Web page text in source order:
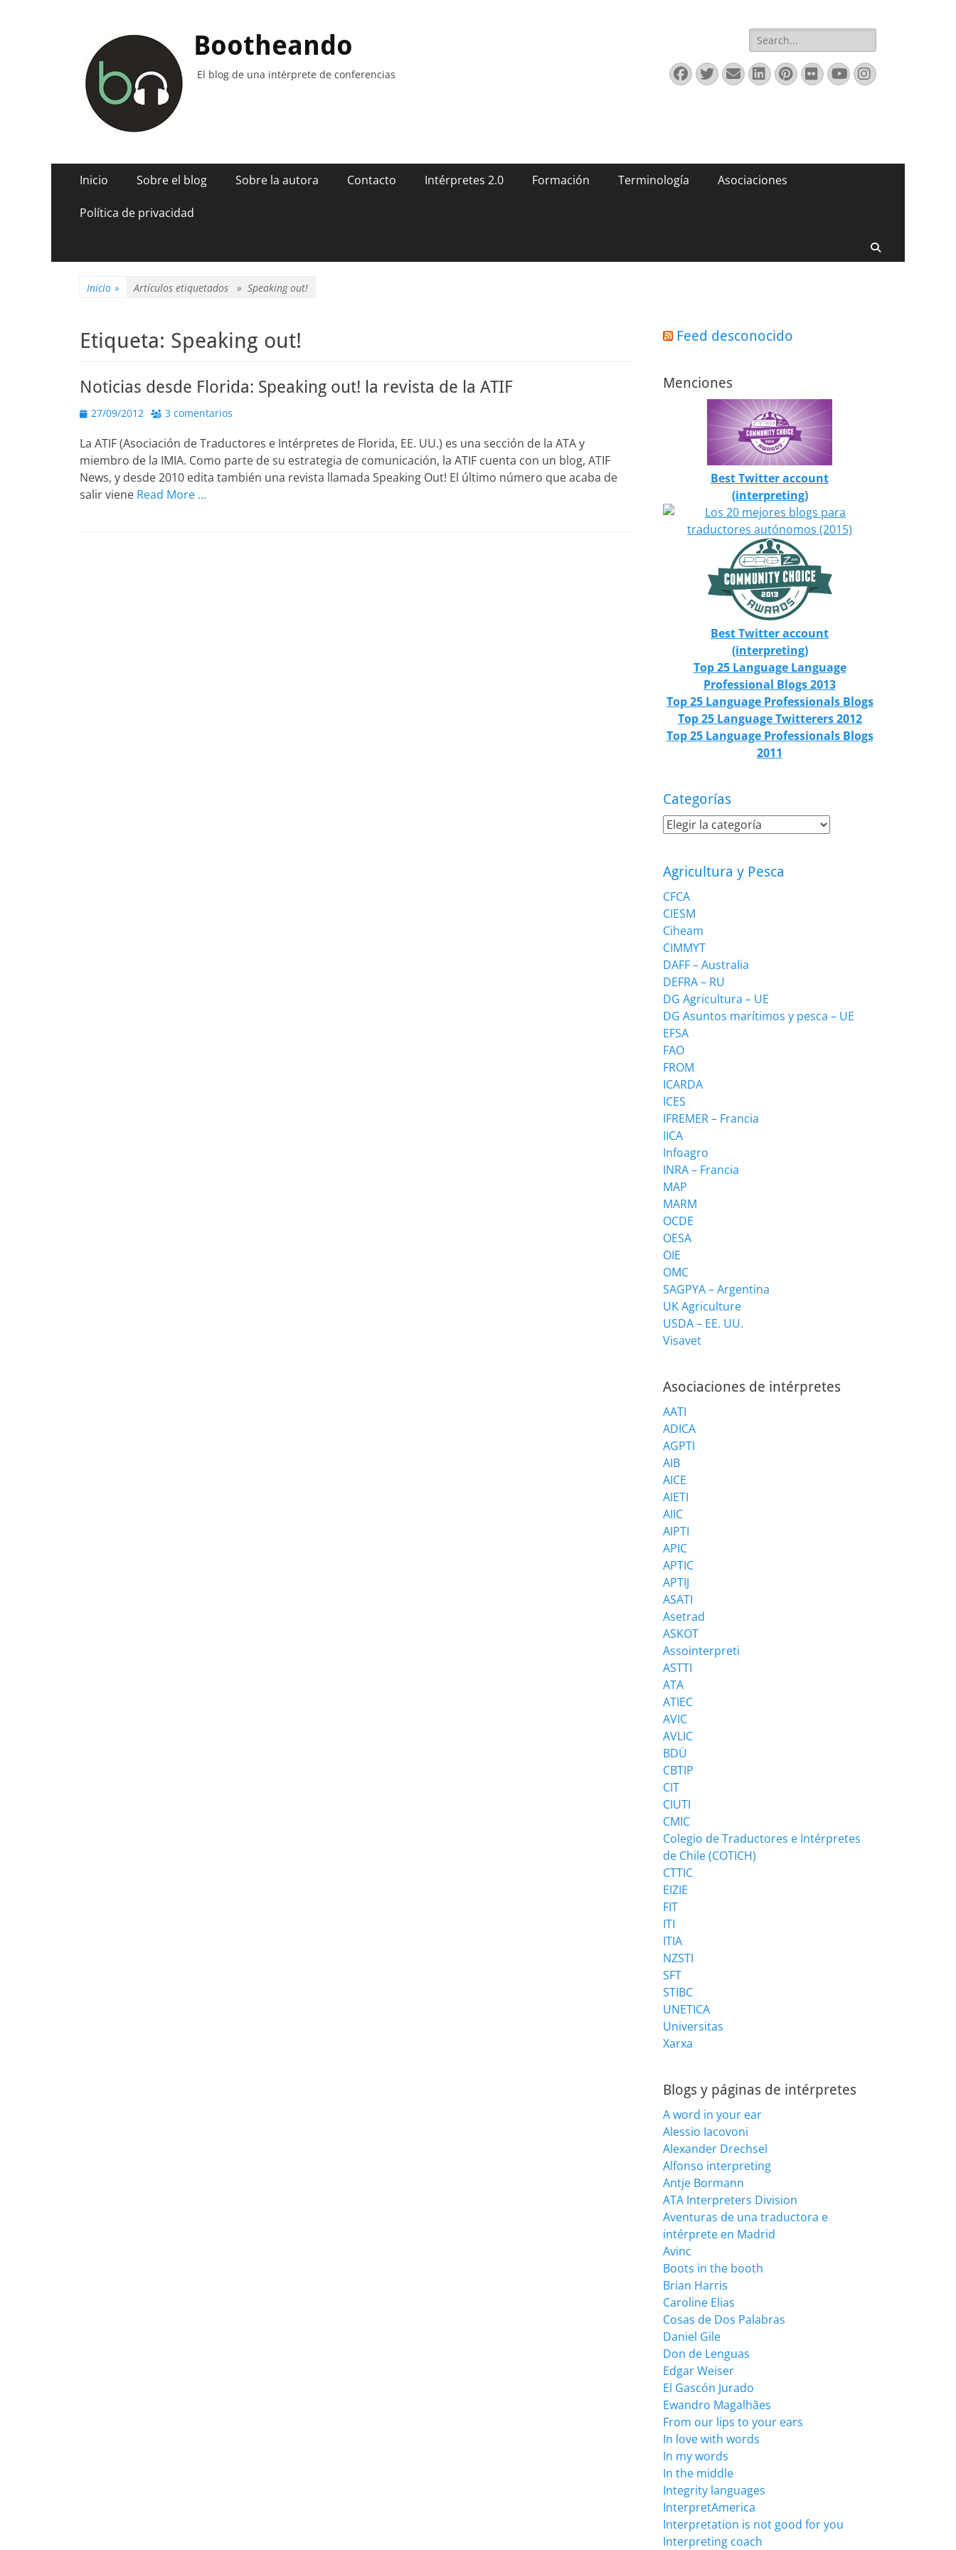
Bootheando
El blog de una intérprete de conferencias
Buscar:
Facebook
Twitter
Correo
electrónico
LinkedIn
Pinterest
FlickrYouTube
Instagram
Menú
Saltar
contenido
Inicio Sobre el blog Sobre la autora Contacto Intérpretes 2.0 Formación Terminología Asociaciones
Política de privacidad
Inicio » Artículos etiquetados » Speaking out!
Etiqueta: Speaking out!
Noticias desde Florida: Speaking out! la revista de la ATIF
Publicado
27/09/2012 3 comentarios
La ATIF (Asociación de Traductores e Intérpretes de Florida, EE. UU.) es una sección de la ATA y
miembro de la IMIA. Como parte de su estrategia de comunicación, la ATIF cuenta con un blog, ATIF
News, y desde 2010 edita también una revista llamada Speaking Out! El último número que acaba de
salir viene Read More …
Feed desconocido
Menciones
Best Twitter account
(interpreting)
Best Twitter account
(interpreting)
Top 25 Language Language
Professional Blogs 2013
Top 25 Language Professionals Blogs
Top 25 Language Twitterers 2012
Top 25 Language Professionals Blogs
2011
Categorías
Categorías
Agricultura y Pesca
CFCA
CIESM
Ciheam
CIMMYT
DAFF – Australia
DEFRA – RU
DG Agricultura – UE
DG Asuntos marítimos y pesca – UE
EFSA
FAO
FROM
ICARDA
ICES
IFREMER – Francia
IICA
Infoagro
INRA – Francia
MAP
MARM
OCDE
OESA
OIE
OMC
SAGPYA – Argentina
UK Agriculture
USDA – EE. UU.
Visavet
Asociaciones de intérpretes
AATI
ADICA
AGPTI
AIB
AICE
AIETI
AIIC
AIPTI
APIC
APTIC
APTIJ
ASATI
Asetrad
ASKOT
Assointerpreti
ASTTI
ATA
ATIEC
AVIC
AVLIC
BDÜ
CBTIP
CIT
CIUTI
CMIC
Colegio de Traductores e Intérpretes
de Chile (COTICH)
CTTIC
EIZIE
FIT
ITI
ITIA
NZSTI
SFT
STIBC
UNETICA
Universitas
Xarxa
Blogs y páginas de intérpretes
A word in your ear
Alessio Iacovoni
Alexander Drechsel
Alfonso interpreting
Antje Bormann
ATA Interpreters Division
Aventuras de una traductora e
intérprete en Madrid
Avinc
Boots in the booth
Brian Harris
Caroline Elias
Cosas de Dos Palabras
Daniel Gile
Don de Lenguas
Edgar Weiser
El Gascón Jurado
Ewandro Magalhães
From our lips to your ears
In love with words
In my words
In the middle
Integrity languages
InterpretAmerica
Interpretation is not good for you
Interpreting coach